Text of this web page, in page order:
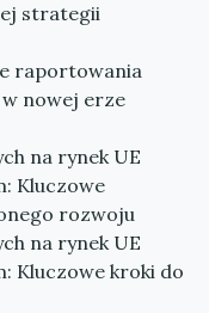
strategii
raportowania
w nowej erze
na rynek UE
Kluczowe
rozwoju
na rynek UE
Kluczowe kroki do